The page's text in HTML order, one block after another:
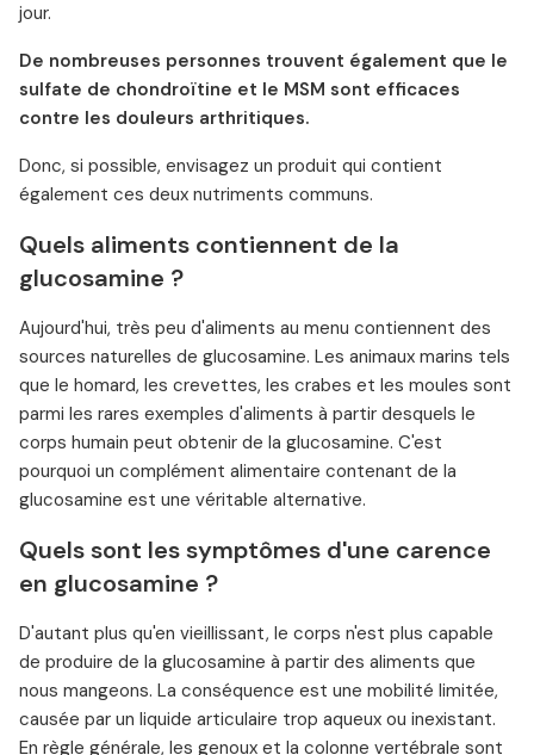
jour.
De nombreuses personnes trouvent également que le
sulfate de chondroïtine et le MSM sont efficaces
contre les douleurs arthritiques.
Donc, si possible, envisagez un produit qui contient
également ces deux nutriments communs.
Quels aliments contiennent de la
glucosamine ?
Aujourd'hui, très peu d'aliments au menu contiennent des
sources naturelles de glucosamine. Les animaux marins tels
que le homard, les crevettes, les crabes et les moules sont
parmi les rares exemples d'aliments à partir desquels le
corps humain peut obtenir de la glucosamine. C'est
pourquoi un complément alimentaire contenant de la
glucosamine est une véritable alternative.
Quels sont les symptômes d'une carence
en glucosamine ?
D'autant plus qu'en vieillissant, le corps n'est plus capable
de produire de la glucosamine à partir des aliments que
nous mangeons. La conséquence est une mobilité limitée,
causée par un liquide articulaire trop aqueux ou inexistant.
En règle générale, les genoux et la colonne vertébrale sont